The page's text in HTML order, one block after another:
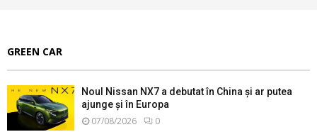
GREEN CAR
Noul Nissan NX7 a debutat în China și ar putea
ajunge și în Europa
07/08/2026 0